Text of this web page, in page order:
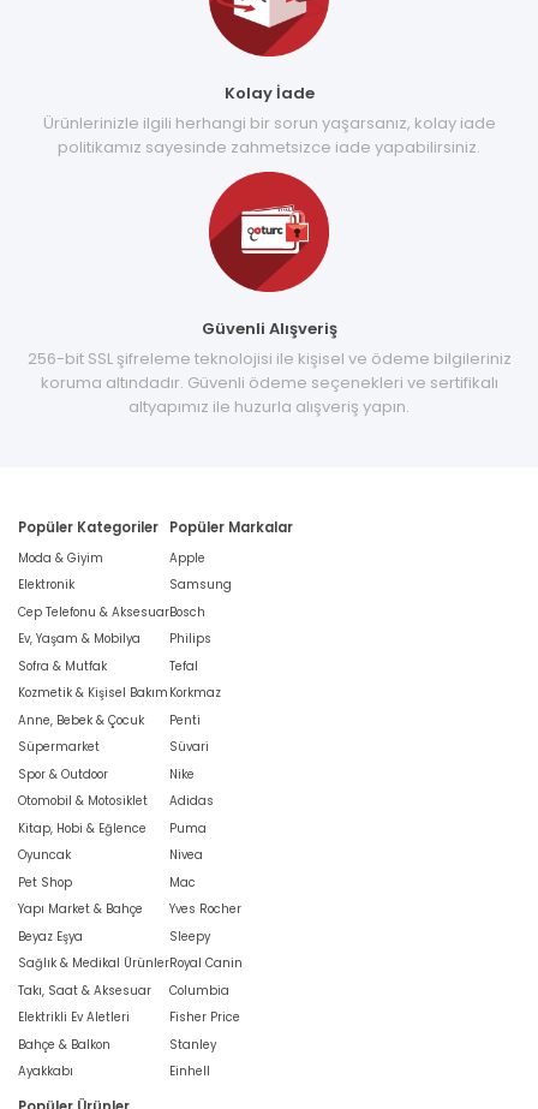
Kolay İade
Ürünlerinizle ilgili herhangi bir sorun yaşarsanız, kolay iade
politikamız sayesinde zahmetsizce iade yapabilirsiniz.
Güvenli Alışveriş
256-bit SSL şifreleme teknolojisi ile kişisel ve ödeme bilgileriniz
koruma altındadır. Güvenli ödeme seçenekleri ve sertifikalı
altyapımız ile huzurla alışveriş yapın.
Popüler Kategoriler
Moda & Giyim
Elektronik
Cep Telefonu & Aksesuar
Ev, Yaşam & Mobilya
Sofra & Mutfak
Kozmetik & Kişisel Bakım
Anne, Bebek & Çocuk
Süpermarket
Spor & Outdoor
Otomobil & Motosiklet
Kitap, Hobi & Eğlence
Oyuncak
Pet Shop
Yapı Market & Bahçe
Beyaz Eşya
Sağlık & Medikal Ürünler
Takı, Saat & Aksesuar
Elektrikli Ev Aletleri
Bahçe & Balkon
Ayakkabı
Popüler Markalar
Apple
Samsung
Bosch
Philips
Tefal
Korkmaz
Penti
Süvari
Nike
Adidas
Puma
Nivea
Mac
Yves Rocher
Sleepy
Royal Canin
Columbia
Fisher Price
Stanley
Einhell